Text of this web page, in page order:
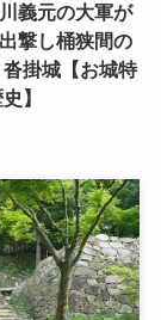
義元の大軍が
撃し桶狭間の
掛城【お城特
】